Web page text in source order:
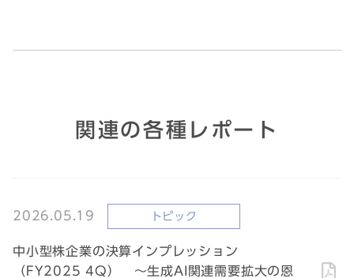
関連の各種レポート
2026.05.19 トピック
中小型株企業の決算インプレッション
（FY2025 4Q） ～生成AI関連需要拡大の恩